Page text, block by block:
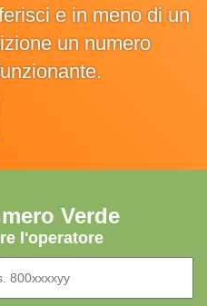
e in meno di un
un numero
Verde
l'operatore